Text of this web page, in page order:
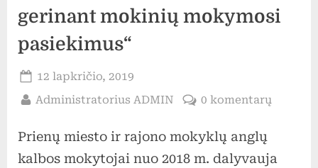
gerinant mokinių mokymosi
pasiekimus“
Posted
on
12 lapkričio, 2019
By
Administratorius ADMIN 0 komentarų
Prienų miesto ir rajono mokyklų anglų
kalbos mokytojai nuo 2018 m. dalyvauja